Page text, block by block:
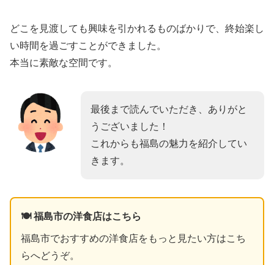
どこを見渡しても興味を引かれるものばかりで、終始楽し
い時間を過ごすことができました。
本当に素敵な空間です。
最後まで読んでいただき、ありがと
うございました！
これからも福島の魅力を紹介してい
きます。
🍽️ 福島市の洋食店はこちら
福島市でおすすめの洋食店をもっと見たい方はこち
らへどうぞ。